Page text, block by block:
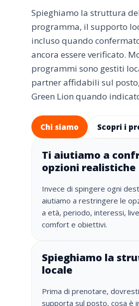
Spieghiamo la struttura
programma, il supporto
incluso quando
ancora essere verificato.
programmi sono gestiti
partner affidabili sul
Green Lion quando
Chi siamo Scopri i
Ti aiutiamo a
opzioni realistiche
Invece di spingere ogni
aiutiamo a restringere le
a età, periodo, interessi,
comfort e obiettivi.
Spieghiamo la
locale
Prima di prenotare,
supporta sul posto, cosa è